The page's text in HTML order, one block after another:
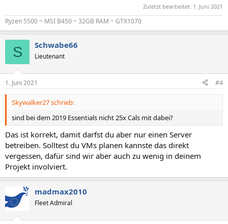
Zuletzt bearbeitet: 1. Juni 2021
Ryzen 5500 ~ MSI B450 ~ 32GB RAM ~ GTX1070
S Schwabe66
Lieutenant
1. Juni 2021 #4
Skywalker27 schrieb:
sind bei dem 2019 Essentials nicht 25x Cals mit dabei?
Das ist korrekt, damit darfst du aber nur einen Server
betreiben. Solltest du VMs planen kannste das direkt
vergessen, dafür sind wir aber auch zu wenig in deinem
Projekt involviert.
madmax2010
Fleet Admiral